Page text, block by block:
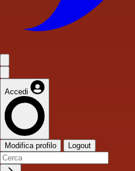
Accedi
Modifica profilo Logout